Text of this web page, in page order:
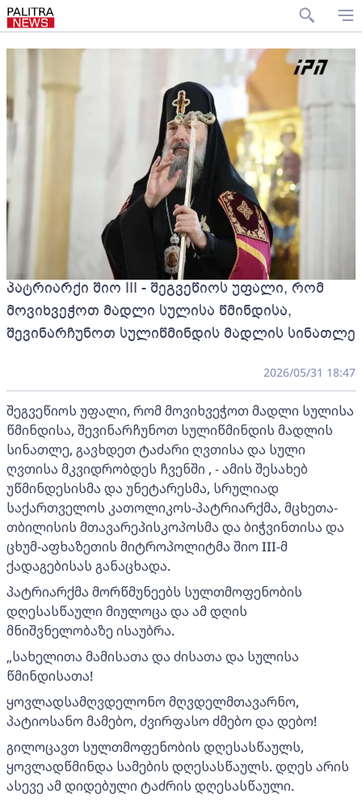
პატრიარქი შიო III - შეგვეწიოს უფალი, რომ
მოვიხვეჭოთ მადლი სულისა წმინდისა,
შევინარჩუნოთ სულიწმინდის მადლის სინათლე
2026/05/31 18:47
შეგვეწიოს უფალი, რომ მოვიხვეჭოთ მადლი სულისა
წმინდისა, შევინარჩუნოთ სულიწმინდის მადლის
სინათლე, გავხდეთ ტაძარი ღვთისა და სული
ღვთისა მკვიდრობდეს ჩვენში , - ამის შესახებ
უწმინდესისმა და უნეტარესმა, სრულიად
საქართველოს კათოლიკოს-პატრიარქმა, მცხეთა-
თბილისის მთავარეპისკოპოსმა და ბიჭვინთისა და
ცხუმ-აფხაზეთის მიტროპოლიტმა შიო III-მ
ქადაგებისას განაცხადა.
პატრიარქმა მორწმუნეებს სულთმოფენობის
დღესასწაული მიულოცა და ამ დღის
მნიშვნელობაზე ისაუბრა.
„სახელითა მამისათა და ძისათა და სულისა
წმინდისათა!
ყოვლადსამღვდელონო მღვდელმთავარნო,
პატიოსანო მამებო, ძვირფასო ძმებო და დებო!
გილოცავთ სულთმოფენობის დღესასწაულს,
ყოვლადწმინდა სამების დღესასწაულს. დღეს არის
ასევე ამ დიდებული ტაძრის დღესასწაული.